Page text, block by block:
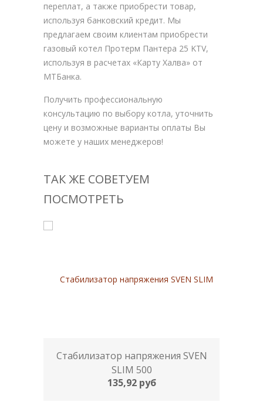
переплат, а также приобрести товар,
используя банковский кредит. Мы
предлагаем своим клиентам приобрести
газовый котел Протерм Пантера 25 KTV,
используя в расчетах «Карту Халва» от
МТБанка.
Получить профессиональную
консультацию по выбору котла, уточнить
цену и возможные варианты оплаты Вы
можете у наших менеджеров!
ТАК ЖЕ СОВЕТУЕМ
ПОСМОТРЕТЬ
Стабилизатор напряжения SVEN
SLIM 500
135,92 руб